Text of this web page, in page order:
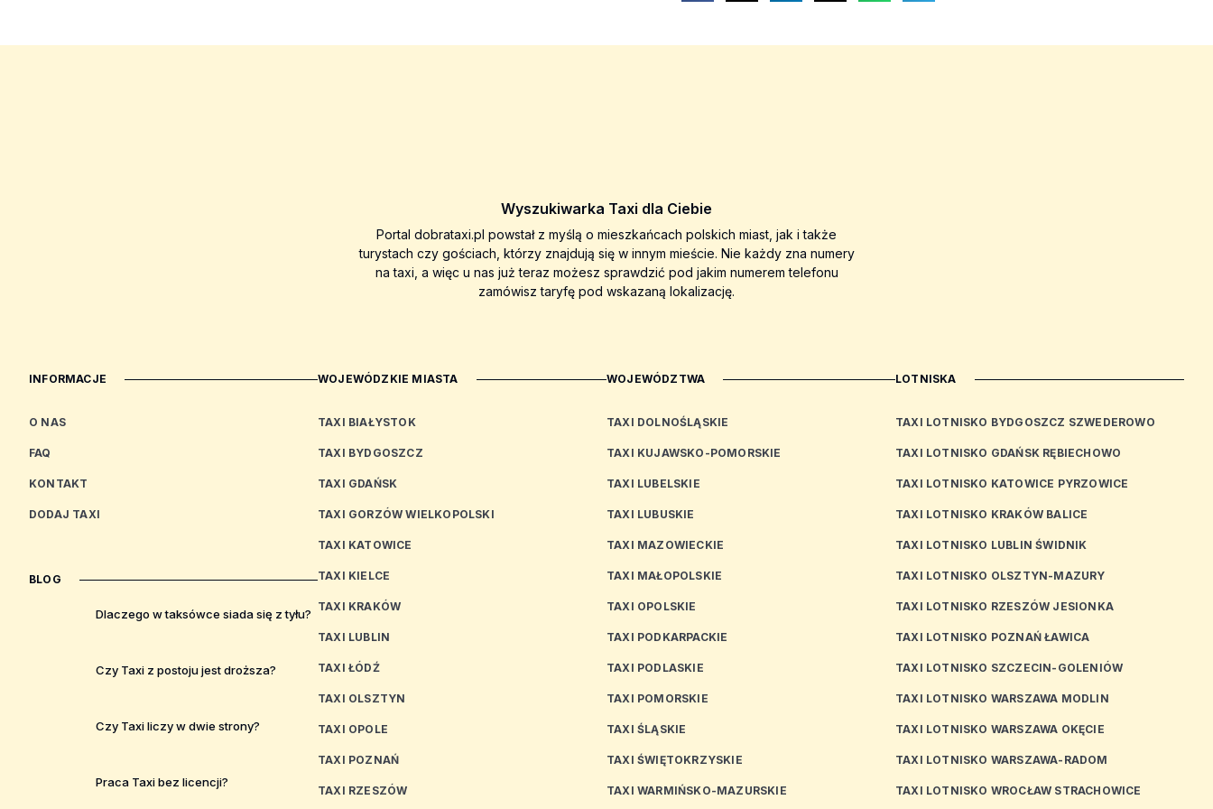
Wyszukiwarka Taxi dla Ciebie
Portal dobrataxi.pl powstał z myślą o mieszkańcach polskich miast, jak i także
turystach czy gościach, którzy znajdują się w innym mieście. Nie każdy zna numery
na taxi, a więc u nas już teraz możesz sprawdzić pod jakim numerem telefonu
zamówisz taryfę pod wskazaną lokalizację.
INFORMACJE
O NAS
FAQ
KONTAKT
DODAJ TAXI
BLOG
Dlaczego w taksówce siada się z tyłu?
Czy Taxi z postoju jest droższa?
Czy Taxi liczy w dwie strony?
Praca Taxi bez licencji?
WOJEWÓDZKIE MIASTA
TAXI BIAŁYSTOK
TAXI BYDGOSZCZ
TAXI GDAŃSK
TAXI GORZÓW WIELKOPOLSKI
TAXI KATOWICE
TAXI KIELCE
TAXI KRAKÓW
TAXI LUBLIN
TAXI ŁÓDŹ
TAXI OLSZTYN
TAXI OPOLE
TAXI POZNAŃ
TAXI RZESZÓW
WOJEWÓDZTWA
TAXI DOLNOŚLĄSKIE
TAXI KUJAWSKO-POMORSKIE
TAXI LUBELSKIE
TAXI LUBUSKIE
TAXI MAZOWIECKIE
TAXI MAŁOPOLSKIE
TAXI OPOLSKIE
TAXI PODKARPACKIE
TAXI PODLASKIE
TAXI POMORSKIE
TAXI ŚLĄSKIE
TAXI ŚWIĘTOKRZYSKIE
TAXI WARMIŃSKO-MAZURSKIE
LOTNISKA
TAXI LOTNISKO BYDGOSZCZ SZWEDEROWO
TAXI LOTNISKO GDAŃSK RĘBIECHOWO
TAXI LOTNISKO KATOWICE PYRZOWICE
TAXI LOTNISKO KRAKÓW BALICE
TAXI LOTNISKO LUBLIN ŚWIDNIK
TAXI LOTNISKO OLSZTYN-MAZURY
TAXI LOTNISKO RZESZÓW JESIONKA
TAXI LOTNISKO POZNAŃ ŁAWICA
TAXI LOTNISKO SZCZECIN-GOLENIÓW
TAXI LOTNISKO WARSZAWA MODLIN
TAXI LOTNISKO WARSZAWA OKĘCIE
TAXI LOTNISKO WARSZAWA-RADOM
TAXI LOTNISKO WROCŁAW STRACHOWICE